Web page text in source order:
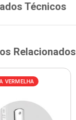
Técnicos
Relacionados
VERMELHA